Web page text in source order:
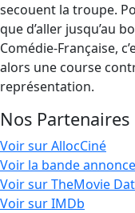
secouent la troupe.
que d’aller jusqu’au
Comédie-Française,
alors une course
représentation.
Nos Partenaires
Voir sur AllocCiné
Voir la bande
Voir sur TheMovie
Voir sur IMDb